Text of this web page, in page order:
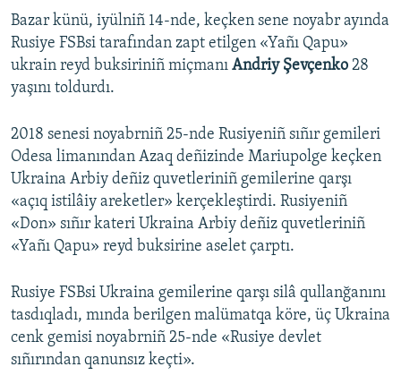
Bazar künü, iyülniñ 14-nde, keçken sene noyabr ayında
Rusiye FSBsi tarafından zapt etilgen «Yañı Qapu»
ukrain reyd buksiriniñ miçmanı Andriy Şevçenko 28
yaşını toldurdı.
2018 senesi noyabrniñ 25-nde Rusiyeniñ sıñır gemileri
Odesa limanından Azaq deñizinde Mariupolge keçken
Ukraina Arbiy deñiz quvetleriniñ gemilerine qarşı
«açıq istilâiy areketler» kerçekleştirdi. Rusiyeniñ
«Don» sıñır kateri Ukraina Arbiy deñiz quvetleriniñ
«Yañı Qapu» reyd buksirine aselet çarptı.
Rusiye FSBsi Ukraina gemilerine qarşı silâ qullanğanını
tasdıqladı, mında berilgen malümatqa köre, üç Ukraina
cenk gemisi noyabrniñ 25-nde «Rusiye devlet
sıñırından qanunsız keçti».